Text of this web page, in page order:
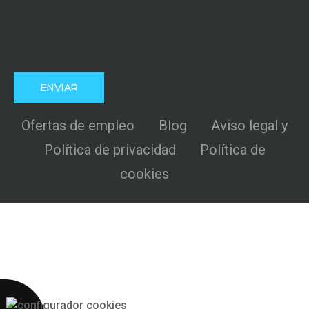
Ofertas de empleo Blog
Aviso legal y
Política de privacidad
Política de
cookies